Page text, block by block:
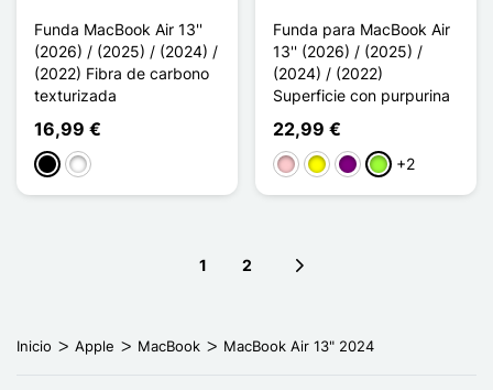
Funda MacBook Air 13''
(2026) / (2025) / (2024) /
(2022) Fibra de carbono
texturizada
16,99 €
NegroBlanco
Funda para MacBook Air
13'' (2026) / (2025) /
(2024) / (2022)
Superficie con purpurina
22,99 €
RosaAmarilloPúrpuraVerde manzana
+2
1 2
Inicio Apple MacBook MacBook Air 13" 2024